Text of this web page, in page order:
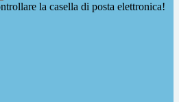
la casella di posta elettronica!